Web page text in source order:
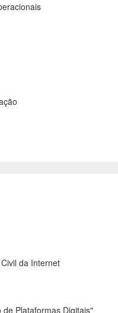
da Internet
Plataformas Digitais"